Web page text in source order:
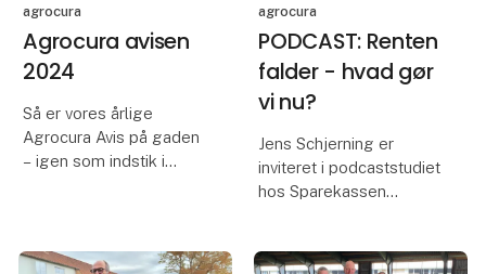
agrocura
Agrocura avisen
2024
Så er vores årlige
Agrocura Avis på gaden
– igen som indstik i
siden.
agrocura
PODCAST: Renten
falder - hvad gør
vi nu?
Jens Schjerning er
inviteret i podcaststudiet
hos Sparekassen
udnyttelse af et